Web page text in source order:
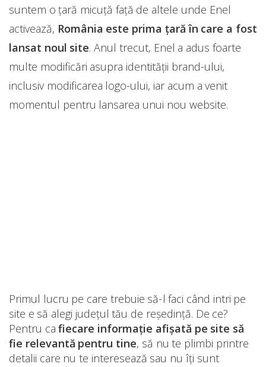
suntem o țară micuță față de altele unde Enel
activează, România este prima țară în care a fost
lansat noul site. Anul trecut, Enel a adus foarte
multe modificări asupra identității brand-ului,
inclusiv modificarea logo-ului, iar acum a venit
momentul pentru lansarea unui nou website.
Primul lucru pe care trebuie să-l faci când intri pe
site e să alegi județul tău de reședință. De ce?
Pentru cafiecare informație afișată pe site să
fie relevantă pentru tine, să nu te plimbi printre
detalii care nu te interesează sau nu îți sunt